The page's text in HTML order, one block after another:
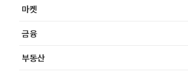
마켓
금융
부동산